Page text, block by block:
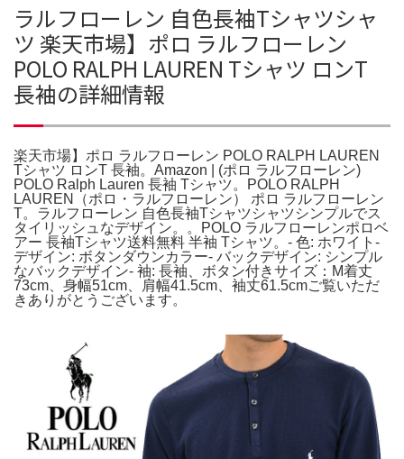
ラルフローレン 自色長袖Tシャツシャ
ツ 楽天市場】ポロ ラルフローレン
POLO RALPH LAUREN Tシャツ ロンT
長袖の詳細情報
楽天市場】ポロ ラルフローレン POLO RALPH LAUREN
Tシャツ ロンT 長袖。Amazon | (ポロ ラルフローレン)
POLO Ralph Lauren 長袖 Tシャツ。POLO RALPH
LAUREN（ポロ・ラルフローレン） ポロ ラルフローレン
T。ラルフローレン 自色長袖Tシャツシャツシンプルでス
タイリッシュなデザイン。。POLO ラルフローレンポロベ
アー 長袖Tシャツ送料無料 半袖 Tシャツ。- 色: ホワイト-
デザイン: ボタンダウンカラー- バックデザイン: シンプル
なバックデザイン- 袖: 長袖、ボタン付きサイズ：M着丈
73cm、身幅51cm、肩幅41.5cm、袖丈61.5cmご覧いただ
きありがとうございます。